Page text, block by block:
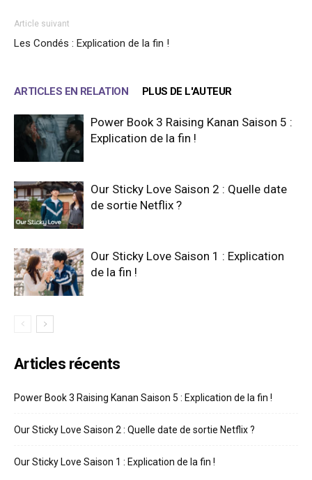
Article suivant
Les Condés : Explication de la fin !
ARTICLES EN RELATION PLUS DE L'AUTEUR
Power Book 3 Raising Kanan Saison 5 :
Explication de la fin !
Our Sticky Love Saison 2 : Quelle date
de sortie Netflix ?
Our Sticky Love Saison 1 : Explication
de la fin !
Articles récents
Power Book 3 Raising Kanan Saison 5 : Explication de la fin !
Our Sticky Love Saison 2 : Quelle date de sortie Netflix ?
Our Sticky Love Saison 1 : Explication de la fin !